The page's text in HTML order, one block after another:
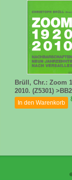
Brüll, Chr.: Zoom
2010. (Z5301)
In den Warenkorb